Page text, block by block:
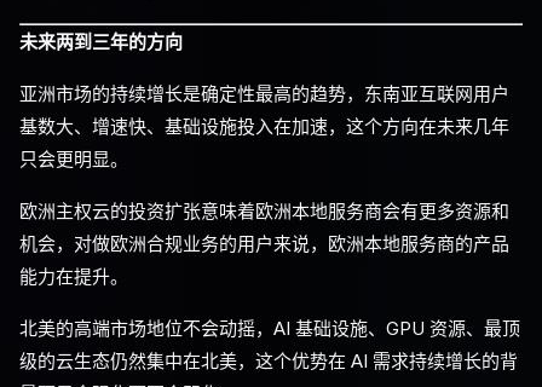
未来两到三年的方向
亚洲市场的持续增长是确定性最高的趋势，东南亚互联网用户
基数大、增速快、基础设施投入在加速，这个方向在未来几年
只会更明显。
欧洲主权云的投资扩张意味着欧洲本地服务商会有更多资源和
机会，对做欧洲合规业务的用户来说，欧洲本地服务商的产品
能力在提升。
北美的高端市场地位不会动摇，AI 基础设施、GPU 资源、最顶
级的云生态仍然集中在北美，这个优势在 AI 需求持续增长的背